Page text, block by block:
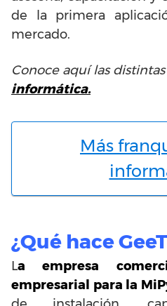
de la primera
mercado.
Conoce aquí las distintas
informática.
Más
¿Qué hace
La empresa
empresarial para la